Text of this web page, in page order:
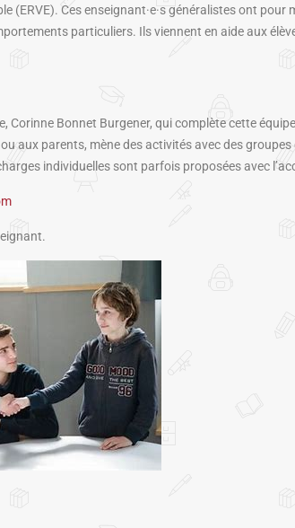
(ERVE). Ces enseignant·e·s généralistes ont
particuliers. Ils viennent en aide aux
Bonnet Burgener, qui complète cette
ou aux parents, mène des activités avec des
individuelles sont parfois proposées avec